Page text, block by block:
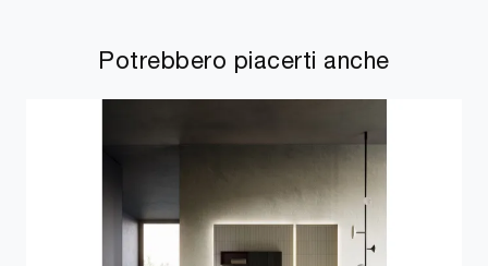
Potrebbero piacerti anche